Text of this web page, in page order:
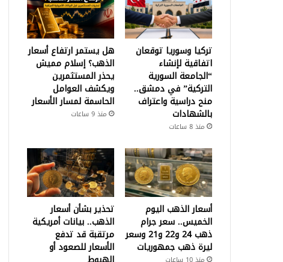
تركيا وسوريا توقعان
اتفاقية لإنشاء
“الجامعة السورية
التركية” في دمشق..
منح دراسية واعتراف
بالشهادات
منذ 8 ساعات
هل يستمر ارتفاع أسعار
الذهب؟ إسلام مميش
يحذر المستثمرين
ويكشف العوامل
الحاسمة لمسار الأسعار
منذ 9 ساعات
أسعار الذهب اليوم
الخميس.. سعر جرام
ذهب 24 و22 و21 وسعر
ليرة ذهب جمهوريات
تحذير بشأن أسعار
الذهب.. بيانات أمريكية
مرتقبة قد تدفع
الأسعار للصعود أو